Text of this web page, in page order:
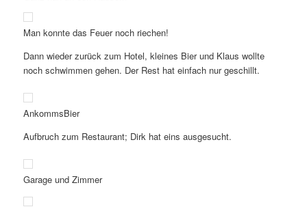
Man konnte das Feuer noch riechen!
Dann wieder zurück zum Hotel, kleines Bier und Klaus wollte
noch schwimmen gehen. Der Rest hat einfach nur geschillt.
AnkommsBier
Aufbruch zum Restaurant; Dirk hat eins ausgesucht.
Garage und Zimmer